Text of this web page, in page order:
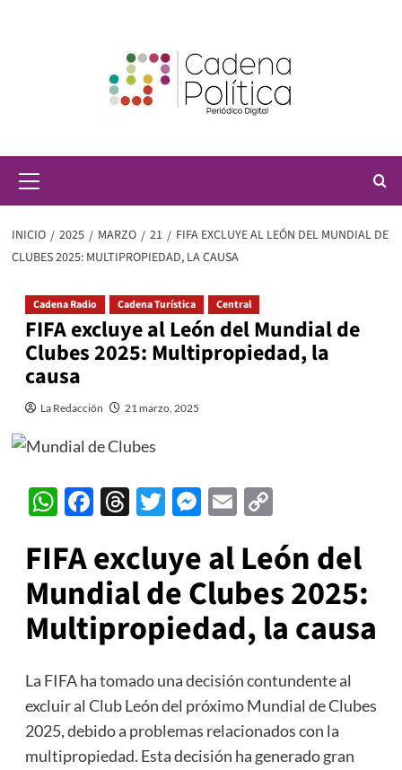
principal
INICIO 2025 MARZO 21
FIFA EXCLUYE AL LEÓN DEL MUNDIAL DE
CLUBES 2025: MULTIPROPIEDAD, LA CAUSA
Cadena Radio Cadena Turística Central
FIFA excluye al León del Mundial de
Clubes 2025: Multipropiedad, la
causa
La Redacción 21 marzo, 2025
WhatsApp
Facebook
Threads
Twitter
Messenger
EmailCopy
FIFA excluye al León del
Mundial de Clubes 2025:
Multipropiedad, la causa
La FIFA ha tomado una decisión contundente al
excluir al Club León del próximo Mundial de Clubes
2025, debido a problemas relacionados con la
multipropiedad. Esta decisión ha generado gran